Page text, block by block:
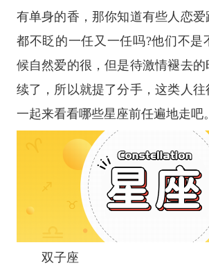
有单身的香，那你知道有些人恋
都不眨的一任又一任吗?他们不是
候自然爱的很，但是待激情褪去
续了，所以就提了分手，这类人往
一起来看看哪些星座前任遍地走吧。
双子座